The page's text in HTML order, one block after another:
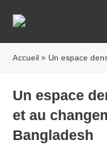
Accueil » Un espace
Un espace
et au
Bangladesh